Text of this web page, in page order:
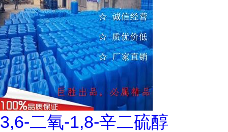
3,6-二氧-1,8-辛二硫醇